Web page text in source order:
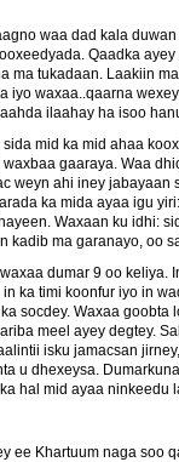
waa dad kala
Qaadka
ma tukadaan. Laakiin
iyo waxaa..qaarna
ilaahay ha isoo
mid ka mid ahaa
gaaraya. Waa
weyn ahi iney jabayaan
ka mida ayaa igu
Waxaan ku idhi:
kadib ma garanayo, oo
dumar 9 oo keliya.
ka timi koonfur iyo in
socdey. Waxaa
meel ayey degtey.
isku jamacsan
u dhexeysa.
hal mid ayaa
ee Khartuum naga soo